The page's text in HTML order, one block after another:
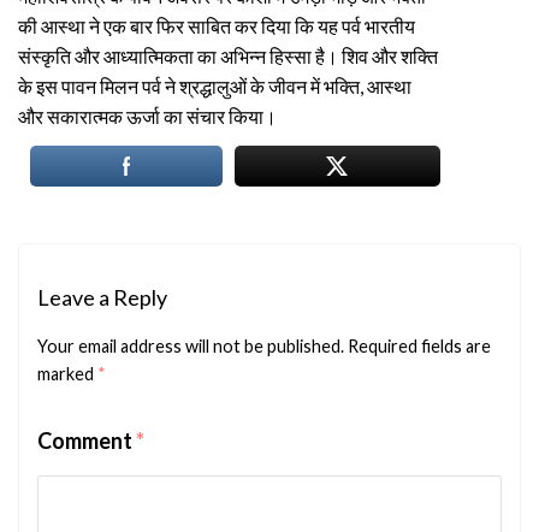
की आस्था ने एक बार फिर साबित कर दिया कि यह पर्व भारतीय
संस्कृति और आध्यात्मिकता का अभिन्न हिस्सा है। शिव और शक्ति
के इस पावन मिलन पर्व ने श्रद्धालुओं के जीवन में भक्ति, आस्था
और सकारात्मक ऊर्जा का संचार किया।
Leave a Reply
Your email address will not be published. Required fields are
marked *
Comment*